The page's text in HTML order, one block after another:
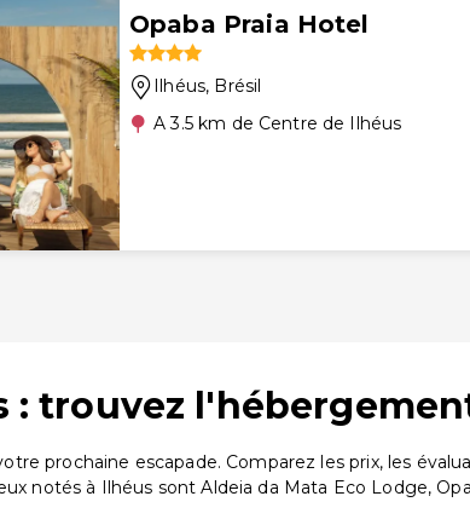
Opaba Praia Hotel
Ilhéus, Brésil
A 3.5 km de Centre de Ilhéus
: trouvez
prochaine escapade. Comparez les prix, les
notés à Ilhéus sont Aldeia da Mata Eco Lodge,